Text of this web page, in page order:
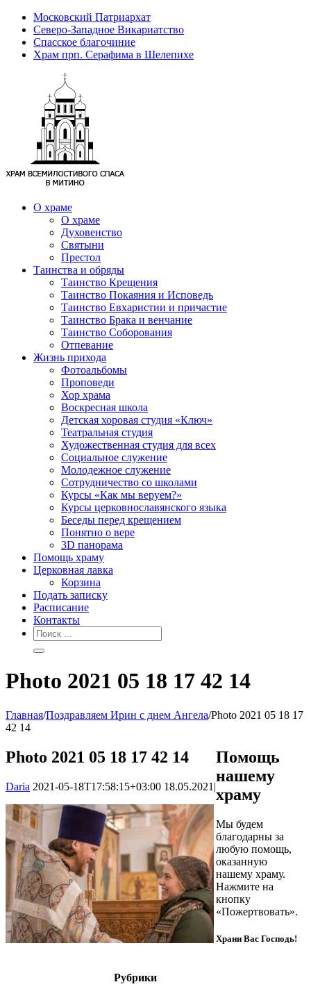
Московский Патриархат
Северо-Западное Викариатство
Спасское благочиние
Храм прп. Серафима в Шелепихе
О храме
О храме
Духовенство
Святыни
Престол
Таинства и обряды
Таинство Крещения
Таинство Покаяния и Исповедь
Таинство Евхаристии и причастие
Таинство Брака и венчание
Таинство Соборования
Отпевание
Жизнь прихода
Фотоальбомы
Проповеди
Хор храма
Воскресная школа
Детская хоровая студия «Ключ»
Театральная студия
Х​удожественная студия для всех
Социальное служение
Молодежное служение
Сотрудничество со школами
Курсы «Как мы веруем?»
Курсы церковнославянского языка
Беседы перед крещением
Понятно о вере
3D панорама
Помощь храму
Церковная лавка
Корзина
Подать записку
Расписание
Контакты
Photo 2021 05 18 17 42 14
Главная/Поздравляем Ирин с днем Ангела/Photo 2021 05 18 17
42 14
Photo 2021 05 18 17 42 14
Daria 2021-05-18T17:58:15+03:00 18.05.2021 |
Рубрики
Помощь
нашему
храму
Мы будем
благодарны за
любую помощь,
оказанную
нашему храму.
Нажмите на
кнопку
«Пожертвовать».
Храни Вас Господь!